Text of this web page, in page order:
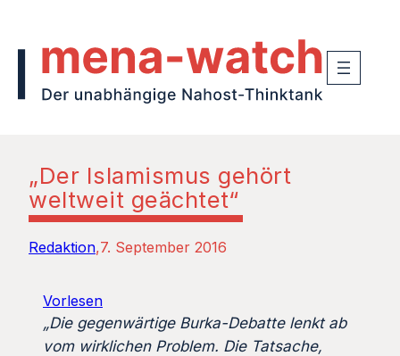
„Der Islamismus gehört
weltweit geächtet“
Redaktion 7. September 2016
Vorlesen
„Die gegenwärtige Burka-Debatte lenkt ab
vom wirklichen Problem. Die Tatsache,